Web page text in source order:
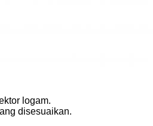
logam.
disesuaikan.